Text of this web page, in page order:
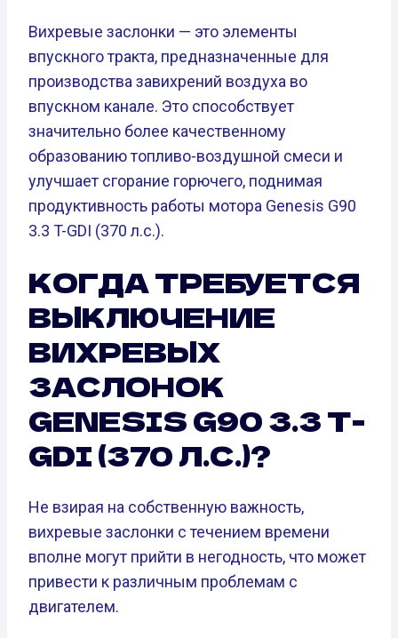
Вихревые заслонки — это элементы
впускного тракта, предназначенные для
производства завихрений воздуха во
впускном канале. Это способствует
значительно более качественному
образованию топливо-воздушной смеси и
улучшает сгорание горючего, поднимая
продуктивность работы мотора Genesis G90
3.3 T-GDI (370 л.с.).
КОГДА ТРЕБУЕТСЯ
ВЫКЛЮЧЕНИЕ
ВИХРЕВЫХ
ЗАСЛОНОК
GENESIS G90 3.3 T-
GDI (370 Л.С.)?
Не взирая на собственную важность,
вихревые заслонки с течением времени
вполне могут прийти в негодность, что может
привести к различным проблемам с
двигателем.